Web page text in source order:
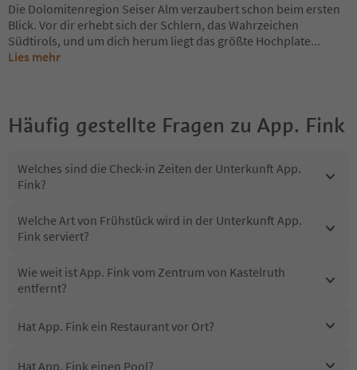
Die Dolomitenregion Seiser Alm verzaubert schon beim ersten
Blick. Vor dir erhebt sich der Schlern, das Wahrzeichen
Südtirols, und um dich herum liegt das größte Hochplate...
Lies mehr
Häufig gestellte Fragen zu App. Fink
Welches sind die Check-in Zeiten der Unterkunft App.
Fink?
Welche Art von Frühstück wird in der Unterkunft App.
Fink serviert?
Wie weit ist App. Fink vom Zentrum von Kastelruth
entfernt?
Hat App. Fink ein Restaurant vor Ort?
Hat App. Fink einen Pool?